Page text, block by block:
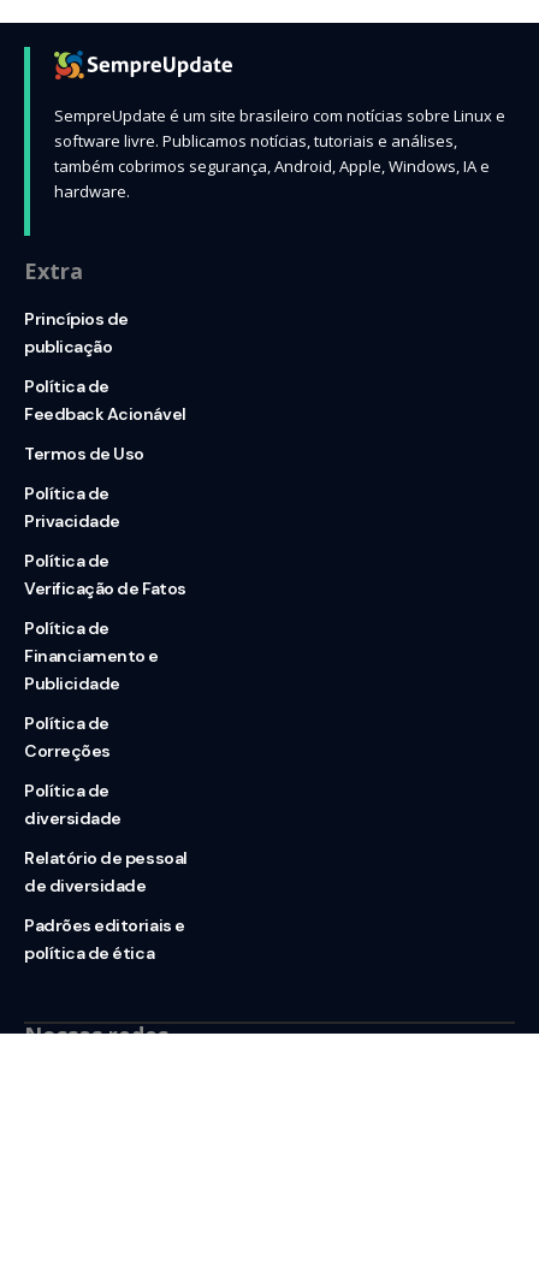
SempreUpdate é um site brasileiro com notícias sobre Linux e
software livre. Publicamos notícias, tutoriais e análises,
também cobrimos segurança, Android, Apple, Windows, IA e
hardware.
Extra
Princípios de
publicação
Política de
Feedback Acionável
Termos de Uso
Política de
Privacidade
Política de
Verificação de Fatos
Política de
Financiamento e
Publicidade
Política de
Correções
Política de
diversidade
Relatório de pessoal
de diversidade
Padrões editoriais e
política de ética
Nossas redes